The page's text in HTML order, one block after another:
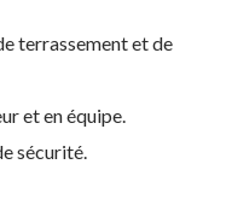
terrassement et de
et en équipe.
sécurité.